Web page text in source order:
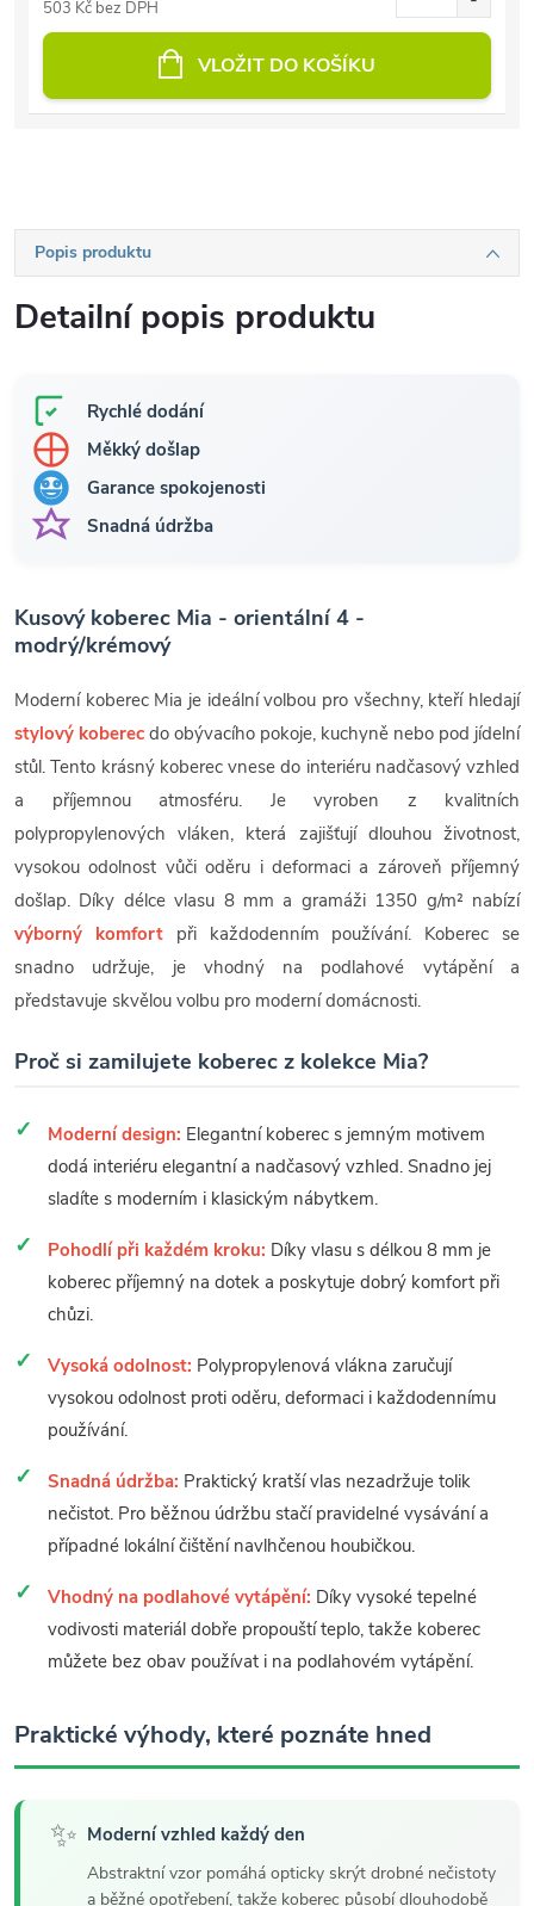
503 Kč bez DPH
VLOŽIT DO KOŠÍKU
Popis produktu
Detailní popis produktu
Rychlé dodání
Měkký došlap
Garance spokojenosti
Snadná údržba
Kusový koberec Mia - orientální 4 -
modrý/krémový
Moderní koberec Mia je ideální volbou pro všechny, kteří hledají
stylový koberec do obývacího pokoje, kuchyně nebo pod jídelní
stůl. Tento krásný koberec vnese do interiéru nadčasový vzhled
a příjemnou atmosféru. Je vyroben z kvalitních
polypropylenových vláken, která zajišťují dlouhou životnost,
vysokou odolnost vůči oděru i deformaci a zároveň příjemný
došlap. Díky délce vlasu 8 mm a gramáži 1350 g/m² nabízí
výborný komfortpři každodenním používání. Koberec se
snadno udržuje, je vhodný na podlahové vytápění a
představuje skvělou volbu pro moderní domácnosti.
Proč si zamilujete koberec z kolekce Mia?
Moderní design: Elegantní koberec s jemným motivem
dodá interiéru elegantní a nadčasový vzhled. Snadno jej
sladíte s moderním i klasickým nábytkem.
Pohodlí při každém kroku: Díky vlasu s délkou 8 mm je
koberec příjemný na dotek a poskytuje dobrý komfort při
chůzi.
Vysoká odolnost: Polypropylenová vlákna zaručují
vysokou odolnost proti oděru, deformaci i každodennímu
používání.
Snadná údržba: Praktický kratší vlas nezadržuje tolik
nečistot. Pro běžnou údržbu stačí pravidelné vysávání a
případné lokální čištění navlhčenou houbičkou.
Vhodný na podlahové vytápění: Díky vysoké tepelné
vodivosti materiál dobře propouští teplo, takže koberec
můžete bez obav používat i na podlahovém vytápění.
Praktické výhody, které poznáte hned
✨ Moderní vzhled každý den
Abstraktní vzor pomáhá opticky skrýt drobné nečistoty
a běžné opotřebení, takže koberec působí dlouhodobě